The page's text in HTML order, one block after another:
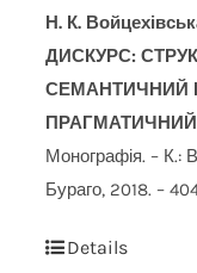
Н. К.
ДИСКУРС:
СЕМАНТИЧНИЙ
Монографія. – К.:
Бураго, 2018. –
Details